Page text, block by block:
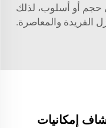
أو أسلوب، لذلك
الفريدة والمعاصرة.
إمكانيات